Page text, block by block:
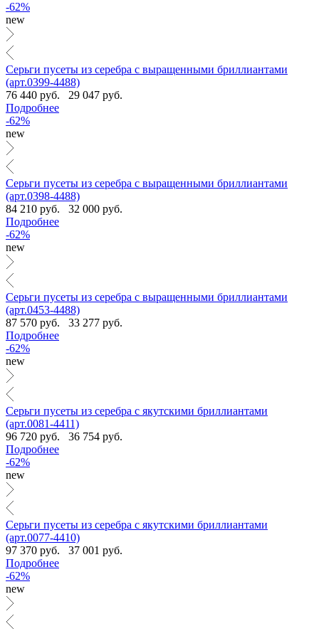
-62%
new
Серьги пусеты из серебра с выращенными бриллиантами
(арт.0399-4488)
76 440 руб.
29 047 руб.
Подробнее
-62%
new
Серьги пусеты из серебра с выращенными бриллиантами
(арт.0398-4488)
84 210 руб.
32 000 руб.
Подробнее
-62%
new
Серьги пусеты из серебра с выращенными бриллиантами
(арт.0453-4488)
87 570 руб.
33 277 руб.
Подробнее
-62%
new
Серьги пусеты из серебра с якутскими бриллиантами
(арт.0081-4411)
96 720 руб.
36 754 руб.
Подробнее
-62%
new
Серьги пусеты из серебра с якутскими бриллиантами
(арт.0077-4410)
97 370 руб.
37 001 руб.
Подробнее
-62%
new